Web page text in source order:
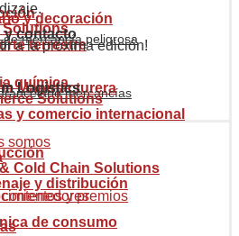
y decoración
Manufacturera
de mercancía peligrosa
mercancías
terrestre
y comercio internacional
y distribución
Solutions
Solutions
Cold Chain Solutions
química
de consumo
y contacto
Logistics
somos
y premios
a la próxima edición!